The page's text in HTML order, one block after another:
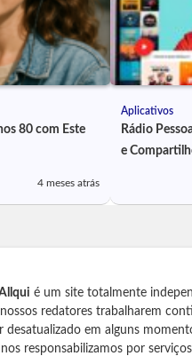
80 com Este
4 meses atrás
Aplicativos
Rádio
e
é um site totalmente
redatores trabalharem
em alguns
responsabilizamos por